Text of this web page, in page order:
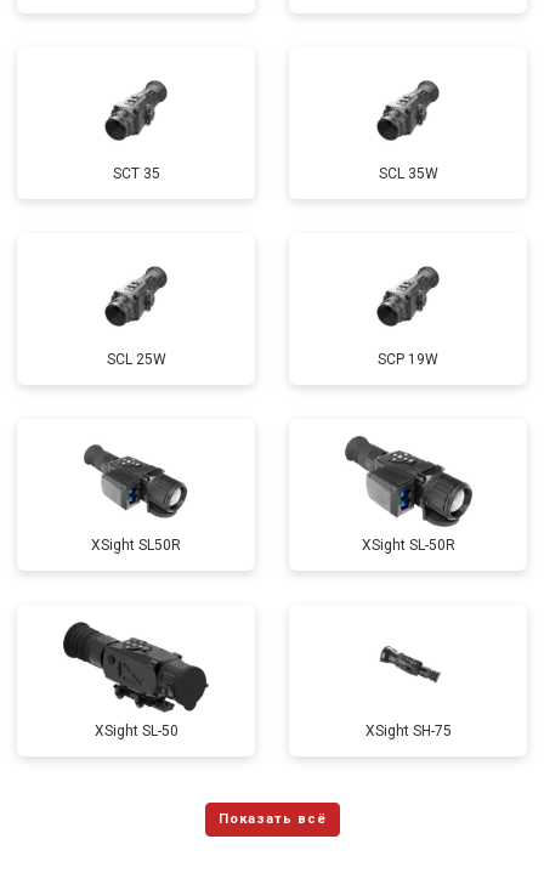
SCT 35 SCL 35W
SCL 25W SCP 19W
ХSight SL50R XSight SL-50R
XSight SL-50 XSight SH-75